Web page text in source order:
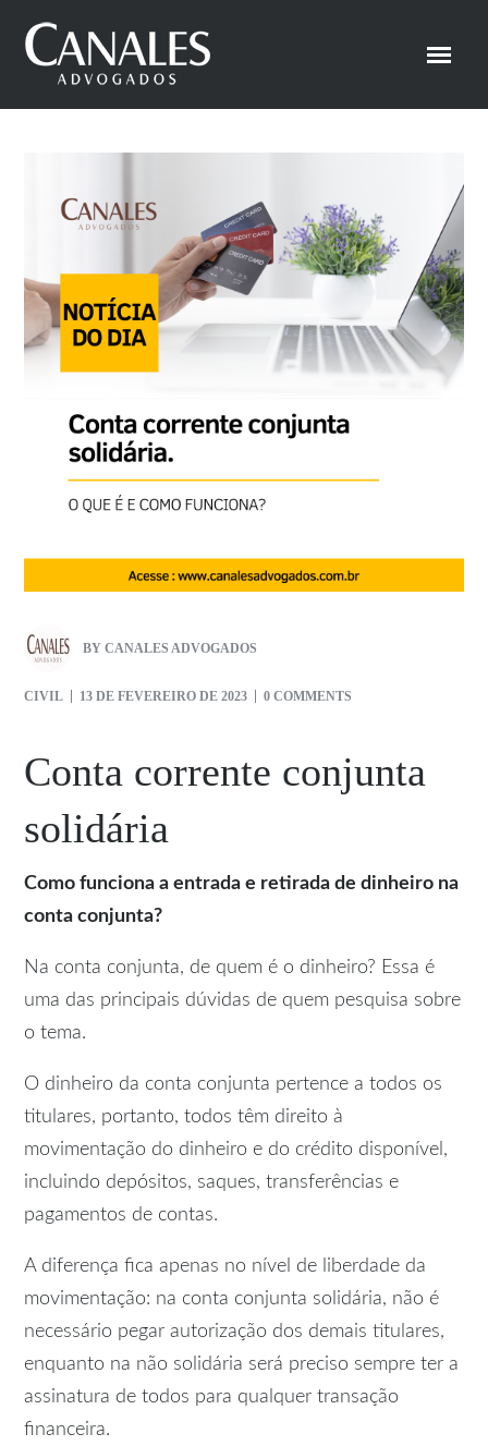
BYCANALES ADVOGADOS
CIVIL 13 DE FEVEREIRO DE 2023 0 COMMENTS
Conta corrente conjunta
solidária
Como funciona a entrada e retirada de dinheiro na
conta conjunta?
Na conta conjunta, de quem é o dinheiro? Essa é
uma das principais dúvidas de quem pesquisa sobre
o tema.
O dinheiro da conta conjunta pertence a todos os
titulares, portanto, todos têm direito à
movimentação do dinheiro e do crédito disponível,
incluindo depósitos, saques, transferências e
pagamentos de contas.
A diferença fica apenas no nível de liberdade da
movimentação: na conta conjunta solidária, não é
necessário pegar autorização dos demais titulares,
enquanto na não solidária será preciso sempre ter a
assinatura de todos para qualquer transação
financeira.